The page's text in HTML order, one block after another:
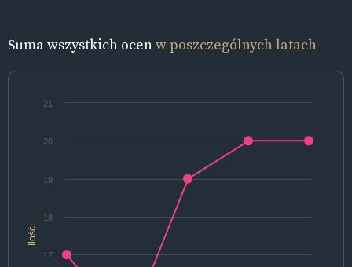
Suma wszystkich ocenw poszczególnych latach
Ilość
17
18
19
20
21